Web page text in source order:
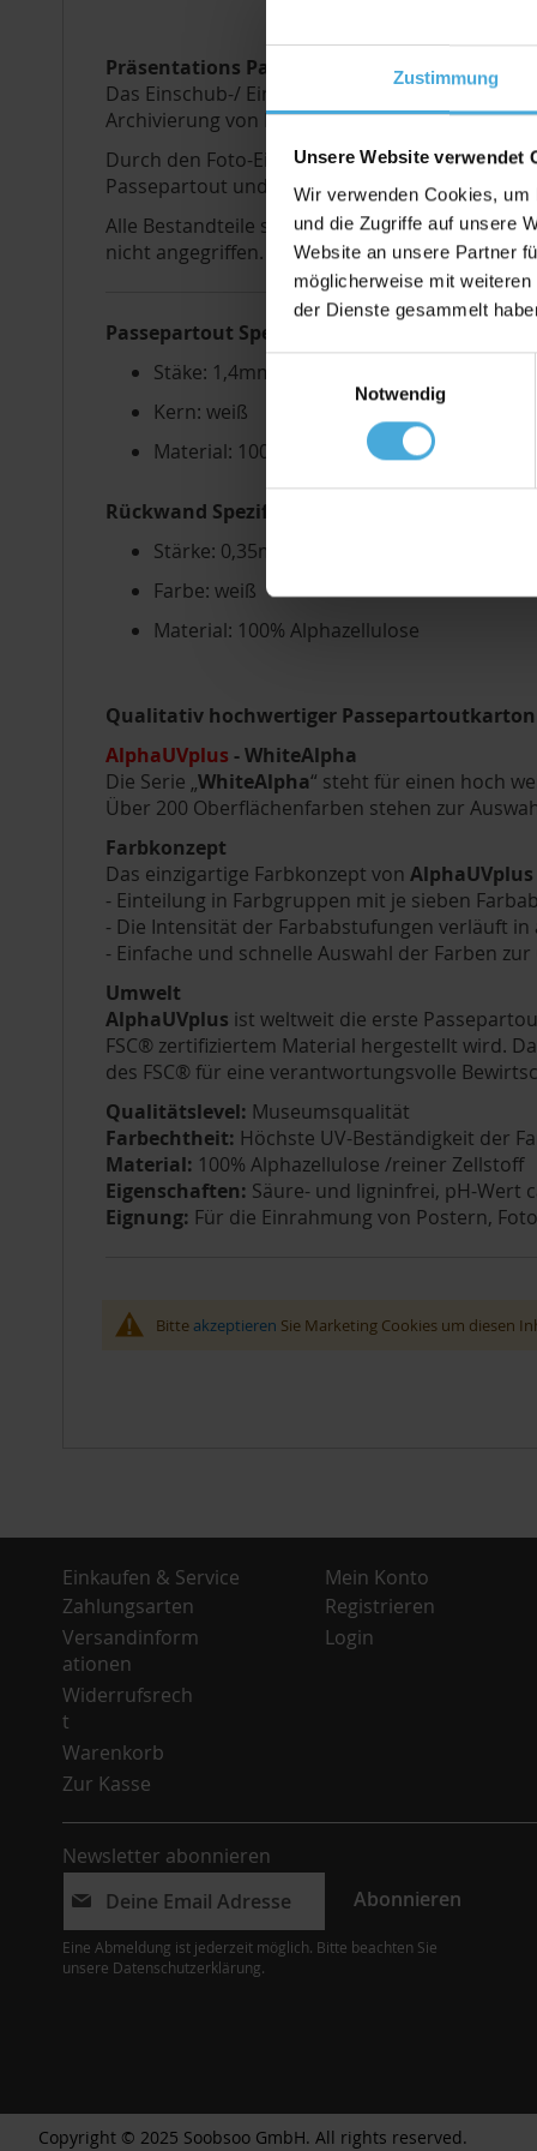
Zustimmung
Unsere Website verwendet
Wir verwenden Cookies,
und die Zugriffe auf unsere
Website an unsere Partner
möglicherweise mit
der Dienste gesammelt
Einwilligungsauswahl
Notwendig
Präsentations Passepartout - Passepartout
Das Einschub-/ Einsteck-Passepartout eignet
Archivierung von Fotos ist es hervorragend
Durch den Foto-Einschub entfällt das lästige
Passepartout und verklebter Rückwand
Alle Bestandteile sind in Museumsqualität aus
nicht angegriffen.
Passepartout Spezifikation
Stäke: 1,4mm (optional auch mit 2,0mm
Kern: weiß
Material: 100% Alphazellulose (
Rückwand Spezifikation
Stärke: 0,35mm
Farbe: weiß
Material: 100% Alphazellulose
Qualitativ hochwertiger
AlphaUVplus - WhiteAlpha
Die Serie „WhiteAlpha“ steht für einen hoch
Über 200 Oberflächenfarben stehen zur
Farbkonzept
Das einzigartige Farbkonzept von AlphaUVplus
- Einteilung in Farbgruppen mit je sieben
- Die Intensität der Farbabstufungen verläuft
- Einfache und schnelle Auswahl der Farben
Umwelt
AlphaUVplus ist weltweit die erste
FSC® zertifiziertem Material hergestellt wird.
des FSC® für eine verantwortungsvolle
Qualitätslevel: Museumsqualität
Farbechtheit: Höchste UV-Beständigkeit der
Material: 100% Alphazellulose /reiner Zellstoff
Eigenschaften: Säure- und ligninfrei, pH-Wert
Eignung: Für die Einrahmung von Postern,
Bitte akzeptieren Sie Marketing Cookies um diesen
Einkaufen & Service
Zahlungsarten
Versandinform
ationen
Widerrufsrech
t
Warenkorb
Zur Kasse
Mein Konto
Registrieren
Login
Newsletter abonnieren
Abonnieren
Eine Abmeldung ist jederzeit möglich. Bitte beachten Sie
unsere Datenschutzerklärung.
Copyright © 2025 Soobsoo GmbH. All rights reserved.